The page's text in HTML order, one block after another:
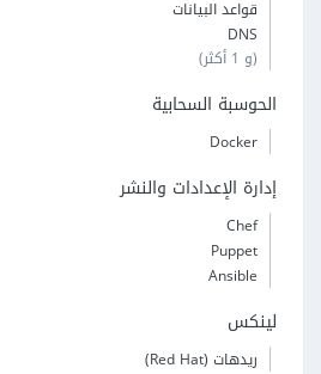
قواعد البيانات
DNS
(و 1 أكثر)
الحوسبة السحابية
Docker
إدارة الإعدادات والنشر
Chef
Puppet
Ansible
لينكس
ريدهات (Red Hat)